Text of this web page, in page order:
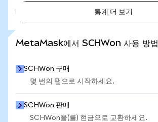
통계 더 보기
MetaMask에서 SCHWon 사용 방법
SCHWon 구매
몇 번의 탭으로 시작하세요.
SCHWon 판매
SCHWon을(를) 현금으로 교환하세요.